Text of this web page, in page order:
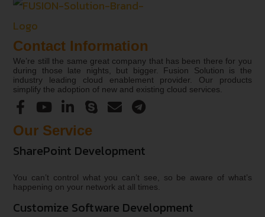
Contact Information
We’re still the same great company that has been there for you
during those late nights, but bigger. Fusion Solution is the
industry leading cloud enablement provider. Our products
simplify the adoption of new and existing cloud services.
Our Service
SharePoint Development
You can’t control what you can’t see, so be aware of what’s
happening on your network at all times.
Customize Software Development